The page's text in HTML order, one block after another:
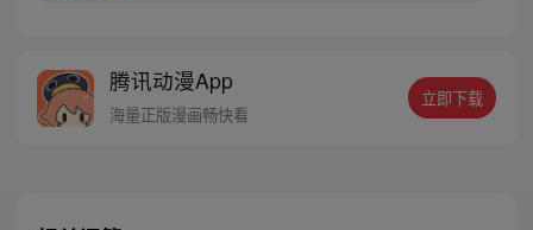
腾讯动漫App
海量正版漫画畅快看
立即下载